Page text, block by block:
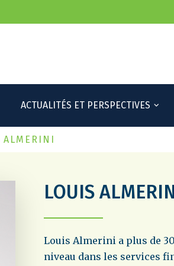
ACTUALITÉS ET PERSPECTIVES
ALMERINI
LOUIS
Louis Almerini a plus de
niveau dans les services